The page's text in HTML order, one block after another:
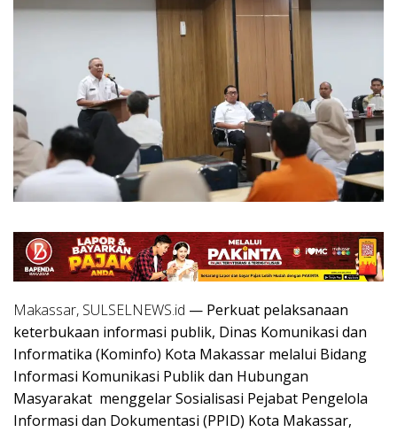
Makassar, SULSELNEWS.id — Perkuat pelaksanaan
keterbukaan informasi publik, Dinas Komunikasi dan
Informatika (Kominfo) Kota Makassar melalui Bidang
Informasi Komunikasi Publik dan Hubungan
Masyarakat menggelar Sosialisasi Pejabat Pengelola
Informasi dan Dokumentasi (PPID) Kota Makassar,